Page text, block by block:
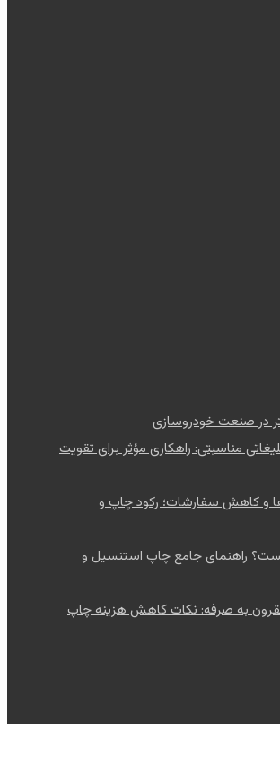
در صنعت خودروسازی
مناسبتی: راهکاری مؤثر برای تقویت
و کاهش سفارشات؛ رکود چاپ و
راهنمای جامع چاپ استنسیل و
به صرفه: نکات کاهش هزینه چاپ